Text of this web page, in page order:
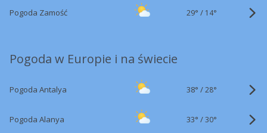
Pogoda Zamość 29° / 14°
Pogoda w Europie i na świecie
Pogoda Antalya 38° /28°
Pogoda Alanya 33° /30°